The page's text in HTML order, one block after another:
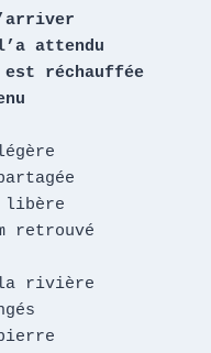
libère
retrouvé
la rivière